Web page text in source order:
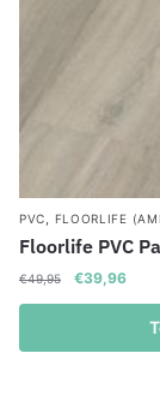
PVC FLOORLIFE
Floorlife PVC
€49,95 €39,96